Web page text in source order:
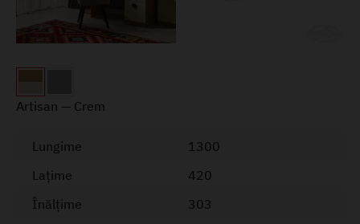
Artisan — Crem
Lungime
1300
Lațime
420
Înălțime
303